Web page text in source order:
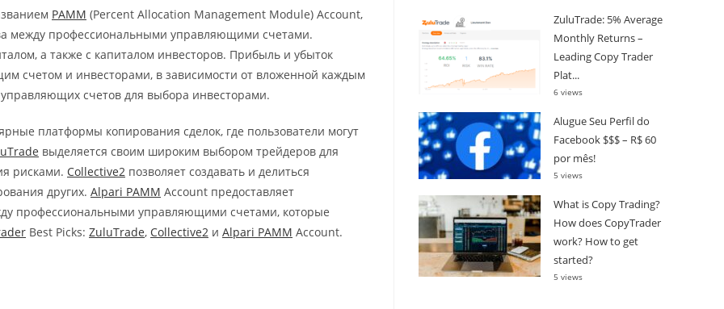
PAMM (Percent Allocation Management Module) Account,
между профессиональными управляющими счетами.
а также с капиталом инвесторов. Прибыль и убыток
счетом и инвесторами, в зависимости от вложенной каждым
счетов для выбора инвесторами.
платформы копирования сделок, где пользователи могут
выделяется своим широким выбором трейдеров для
рисками. Collective2 позволяет создавать и делиться
других. Alpari PAMM Account предоставляет
профессиональными управляющими счетами, которые
Best Picks: ZuluTrade, Collective2 и Alpari PAMM Account.
ZuluTrade: 5% Average
Monthly Returns –
Leading Copy Trader
Plat...
6 views
Alugue Seu Perfil do
Facebook $$$ – R$ 60
por mês!
5 views
What is Copy Trading?
How does CopyTrader
work? How to get
started?
5 views